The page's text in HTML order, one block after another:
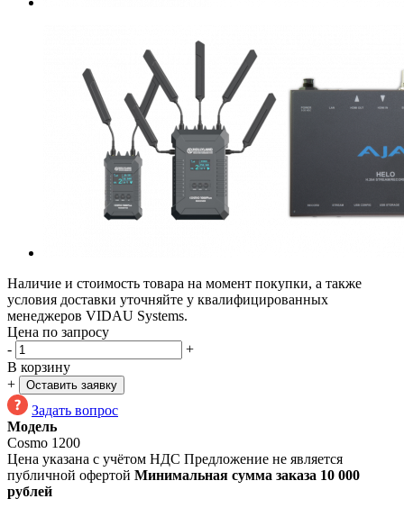
Наличие и стоимость товара на момент покупки, а также
условия доставки уточняйте у квалифицированных
менеджеров VIDAU Systems.
Цена по запросу
-
+
В корзину
+
Оставить заявку
Задать вопрос
Модель
Cosmo 1200
Цена указана с учётом НДС Предложение не является
публичной офертой Минимальная сумма заказа 10 000
рублей